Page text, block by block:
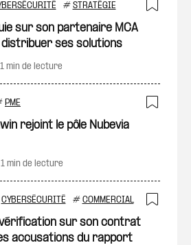
# STRATÉGIE
sur son partenaire MCA
distribuer ses solutions
1 min de lecture
PME
rejoint le pôle Nubevia
1 min de lecture
CYBERSÉCURITÉ # COMMERCIAL
vérification sur son contrat
accusations du rapport